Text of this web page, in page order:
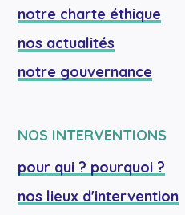
notre charte éthique
nos actualités
notre gouvernance
NOS INTERVENTIONS
pour qui ? pourquoi ?
nos lieux d'intervention